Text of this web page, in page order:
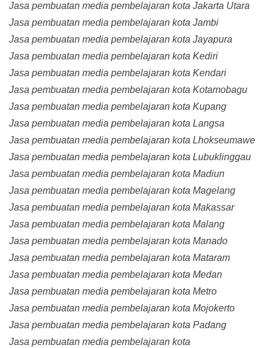
Jasa pembuatan media pembelajaran kota Jakarta Utara
Jasa pembuatan media pembelajaran kota Jambi
Jasa pembuatan media pembelajaran kota Jayapura
Jasa pembuatan media pembelajaran kota Kediri
Jasa pembuatan media pembelajaran kota Kendari
Jasa pembuatan media pembelajaran kota Kotamobagu
Jasa pembuatan media pembelajaran kota Kupang
Jasa pembuatan media pembelajaran kota Langsa
Jasa pembuatan media pembelajaran kota Lhokseumawe
Jasa pembuatan media pembelajaran kota Lubuklinggau
Jasa pembuatan media pembelajaran kota Madiun
Jasa pembuatan media pembelajaran kota Magelang
Jasa pembuatan media pembelajaran kota Makassar
Jasa pembuatan media pembelajaran kota Malang
Jasa pembuatan media pembelajaran kota Manado
Jasa pembuatan media pembelajaran kota Mataram
Jasa pembuatan media pembelajaran kota Medan
Jasa pembuatan media pembelajaran kota Metro
Jasa pembuatan media pembelajaran kota Mojokerto
Jasa pembuatan media pembelajaran kota Padang
Jasa pembuatan media pembelajaran kota